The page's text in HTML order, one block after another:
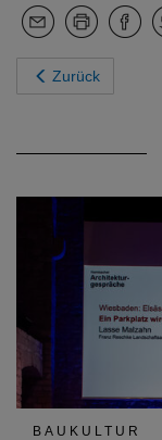
Zurück
BAUKULTUR